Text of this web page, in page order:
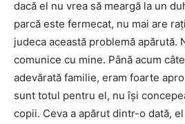
dacă el nu vrea să meargă la un
parcă este fermecat, nu mai are
judeca această problemă apărută.
comunice cu mine. Până acum
adevărată familie, eram foarte
sunt totul pentru el, nu își
copii. Ceva a apărut dintr-o dată,